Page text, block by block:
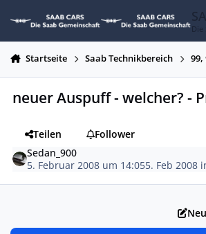
Die
Startseite Saab Technikbereich 99,
neuer Auspuff - welcher? -
Teilen
Follower
Sedan_900
5. Februar 2008 um 14:055. Feb 2008